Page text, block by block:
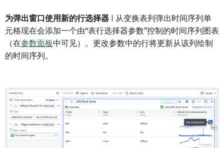
为弹出窗口使用新的行选择器 | 从变换表列弹出时间序列单
元格现在会添加一个由“表行选择器参数”控制的时间序列图表
（在参数面板中可见）。更改参数中的行将更新从该列绘制
的时间序列。